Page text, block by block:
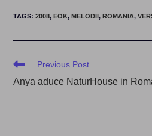
TAGS:2008, EOK, MELODII, ROMANIA,
Read
articles
Previous Post
Anya aduce NaturHouse in